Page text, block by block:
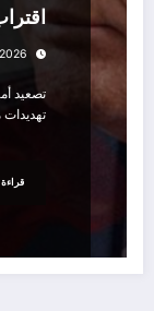
تصعيد
قراءة